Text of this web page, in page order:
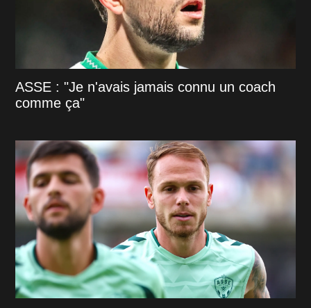
ASSE : "Je n'avais jamais connu un coach
comme ça"